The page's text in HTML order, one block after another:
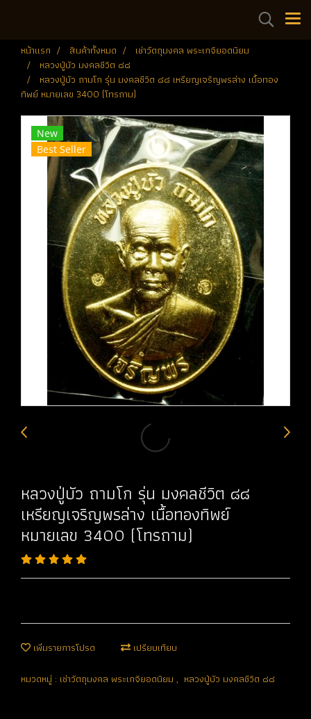
หน้าแรก สินค้าทั้งหมด
เช่าวัตถุมงคล พระเกจิยอดนิยม
หลวงปู่บัว มงคลชีวิต ๘๘
หลวงปู่บัว ถามโก รุ่น มงคลชีวิต ๘๘ เหรียญเจริญพรล่าง เนื้อทอง
ทิพย์ หมายเลข 3400 (โทรถาม)
New
Best Seller
หลวงปู่บัว ถามโก รุ่น มงคลชีวิต ๘๘
เหรียญเจริญพรล่าง เนื้อทองทิพย์
หมายเลข 3400 (โทรถาม)
เพิ่มรายการโปรด เปรียบเทียบ
หมวดหมู่ : เช่าวัตถุมงคล พระเกจิยอดนิยม , หลวงปู่บัว มงคลชีวิต ๘๘